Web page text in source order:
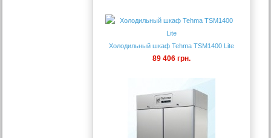
Холодильный шкаф Tehma TSM1400 Lite
89 406 грн.